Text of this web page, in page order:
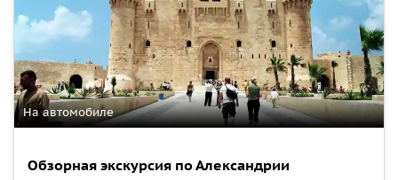
На автомобиле
Обзорная экскурсия по Александрии